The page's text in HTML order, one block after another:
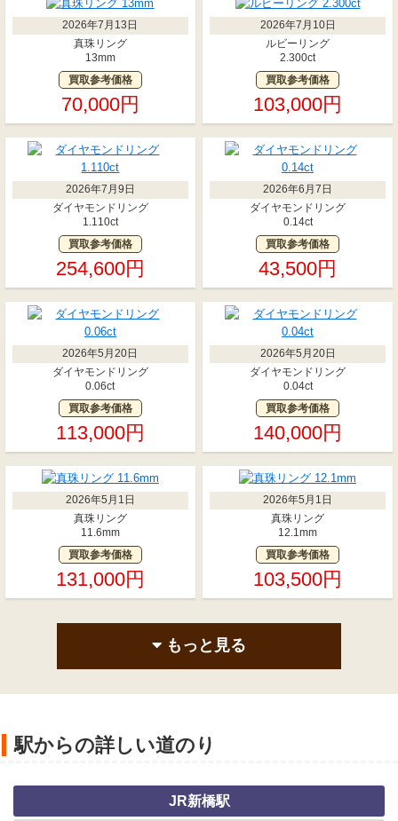
2026年7月13日
真珠リング
13mm
買取参考価格
70,000円
2026年7月10日
ルビーリング
2.300ct
買取参考価格
103,000円
2026年7月9日
ダイヤモンドリング
1.110ct
買取参考価格
254,600円
2026年6月7日
ダイヤモンドリング
0.14ct
買取参考価格
43,500円
2026年5月20日
ダイヤモンドリング
0.06ct
買取参考価格
113,000円
2026年5月20日
ダイヤモンドリング
0.04ct
買取参考価格
140,000円
2026年5月1日
真珠リング
11.6mm
買取参考価格
131,000円
2026年5月1日
真珠リング
12.1mm
買取参考価格
103,500円
もっと見る
駅からの詳しい道のり
JR新橋駅